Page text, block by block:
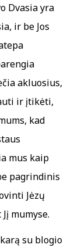
Dvasia yra
ir be Jos
akluosius,
ir įtikėti,
kad
mus kaip
pagrindinis
Jėzų
mumyse.
su blogio